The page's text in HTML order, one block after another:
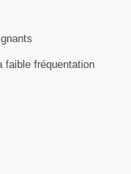
faible fréquentation